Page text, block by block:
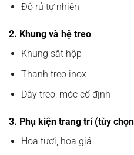
Độ rủ tự nhiên
2. Khung và hệ treo
Khung sắt hộp
Thanh treo inox
Dây treo, móc cố định
3. Phụ kiện trang trí (tùy
Hoa tươi, hoa giả